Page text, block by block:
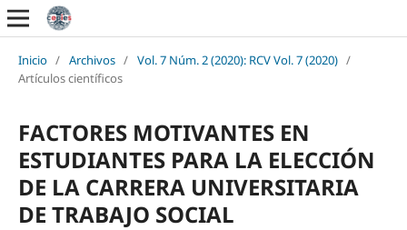
Inicio / Archivos / Vol. 7 Núm. 2 (2020): RCV Vol. 7 (2020) /
Artículos científicos
FACTORES MOTIVANTES EN
ESTUDIANTES PARA LA ELECCIÓN
DE LA CARRERA UNIVERSITARIA
DE TRABAJO SOCIAL